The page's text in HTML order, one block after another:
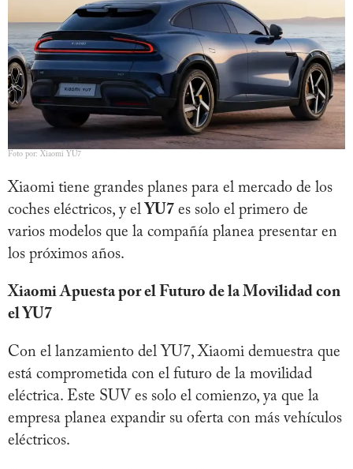
Foto por: Xiaomi YU7
Xiaomi tiene grandes planes para el mercado de los
coches eléctricos, y el YU7 es solo el primero de
varios modelos que la compañía planea presentar en
los próximos años.
Xiaomi Apuesta por el Futuro de la Movilidad con
el YU7
Con el lanzamiento del YU7, Xiaomi demuestra que
está comprometida con el futuro de la movilidad
eléctrica. Este SUV es solo el comienzo, ya que la
empresa planea expandir su oferta con más vehículos
eléctricos.